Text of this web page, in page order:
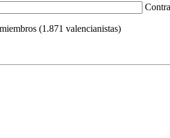
(1.871 valencianistas)